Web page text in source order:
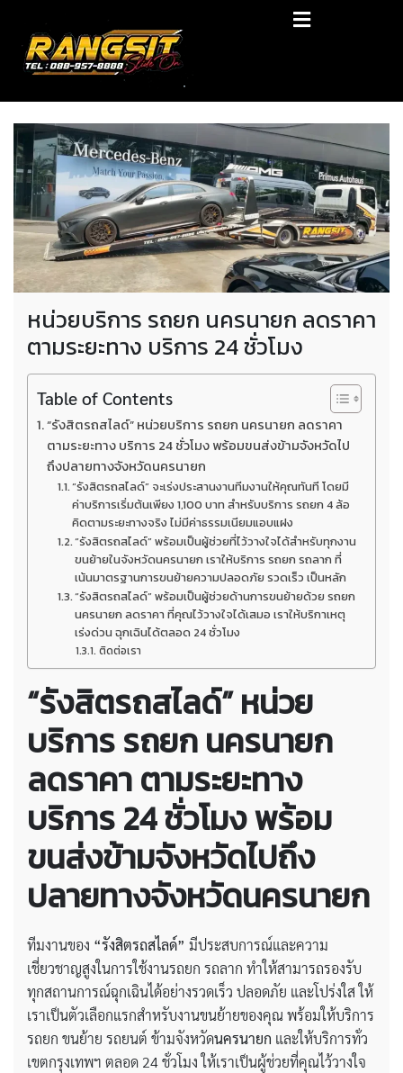
content
RANGSIT SlideON
รถยก168 รถสไลด์รังสิต รถสไลด์ ราคาถูก
หน่วยบริการ รถยก นครนายก ลดราคา
ตามระยะทาง บริการ 24 ชั่วโมง
Table of Contents
“รังสิตรถสไลด์” หน่วยบริการ รถยก นครนายก ลดราคา
ตามระยะทาง บริการ 24 ชั่วโมง พร้อมขนส่งข้ามจังหวัดไป
ถึงปลายทางจังหวัดนครนายก
“รังสิตรถสไลด์” จะเร่งประสานงานทีมงานให้คุณทันที โดยมี
ค่าบริการเริ่มต้นเพียง 1,100 บาท สำหรับบริการ รถยก 4 ล้อ
คิดตามระยะทางจริง ไม่มีค่าธรรมเนียมแอบแฝง
“รังสิตรถสไลด์” พร้อมเป็นผู้ช่วยที่ไว้วางใจได้สำหรับทุกงาน
ขนย้ายในจังหวัดนครนายก เราให้บริการ รถยก รถลาก ที่
เน้นมาตรฐานการขนย้ายความปลอดภัย รวดเร็ว เป็นหลัก
“รังสิตรถสไลด์” พร้อมเป็นผู้ช่วยด้านการขนย้ายด้วย รถยก
นครนายก ลดราคา ที่คุณไว้วางใจได้เสมอ เราให้บริกาเหตุ
เร่งด่วน ฉุกเฉินได้ตลอด 24 ชั่วโมง
ติดต่อเรา
“รังสิตรถสไลด์” หน่วย
บริการรถยก นครนายก
ลดราคาตามระยะทาง
บริการ 24 ชั่วโมง พร้อม
ขนส่งข้ามจังหวัดไปถึง
ปลายทางจังหวัดนครนายก
ทีมงานของ “รังสิตรถสไลด์” มีประสบการณ์และความ
เชี่ยวชาญสูงในการใช้งานรถยก รถลาก ทำให้สามารถรองรับ
ทุกสถานการณ์ฉุกเฉินได้อย่างรวดเร็ว ปลอดภัย และโปร่งใส ให้
เราเป็นตัวเลือกแรกสำหรับงานขนย้ายของคุณ พร้อมให้บริการ
รถยก ขนย้าย รถยนต์ ข้ามจังหวัดนครนายก และให้บริการทั่ว
เขตกรุงเทพฯ ตลอด 24 ชั่วโมง ให้เราเป็นผู้ช่วยที่คุณไว้วางใจ